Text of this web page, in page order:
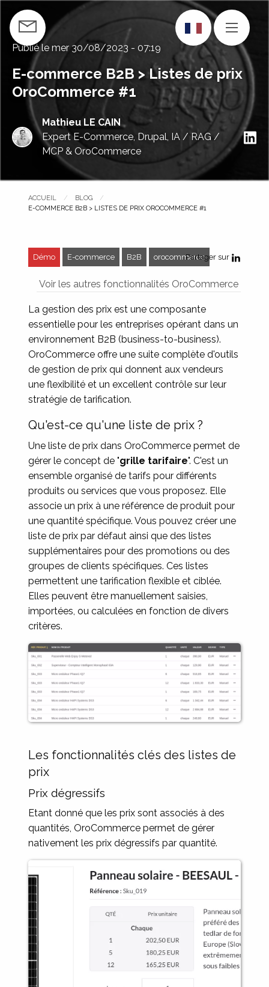
au
contenu
principal
CONTACTEZ-NOUS
MENU
Publié le mer 30/08/2023 - 07:19
E-commerce B2B > Listes de prix
OroCommerce #1
Mathieu LE CAIN
Expert E-Commerce, Drupal, IA / RAG /
MCP & OroCommerce
ACCUEIL
BLOG
PAGE COURANTE :
E-COMMERCE B2B > LISTES DE PRIX OROCOMMERCE #1
Démo E-commerce B2B orocommercePartager sur
Voir les autres fonctionnalités OroCommerce
La gestion des prix est une composante
essentielle pour les entreprises opérant dans un
environnement B2B (business-to-business).
OroCommerce offre une suite complète d'outils
de gestion de prix qui donnent aux vendeurs
une flexibilité et un excellent contrôle sur leur
stratégie de tarification.
Qu'est-ce qu'une liste de prix ?
Une liste de prix dans OroCommerce permet de
gérer le concept de "grille tarifaire". C'est un
ensemble organisé de tarifs pour différents
produits ou services que vous proposez. Elle
associe un prix à une référence de produit pour
une quantité spécifique. Vous pouvez créer une
liste de prix par défaut ainsi que des listes
supplémentaires pour des promotions ou des
groupes de clients spécifiques. Ces listes
permettent une tarification flexible et ciblée.
Elles peuvent être manuellement saisies,
importées, ou calculées en fonction de divers
critères.
Image
Les fonctionnalités clés des listes de
prix
Prix dégressifs
Etant donné que les prix sont associés à des
quantités, OroCommerce permet de gérer
nativement les prix dégressifs par quantité.